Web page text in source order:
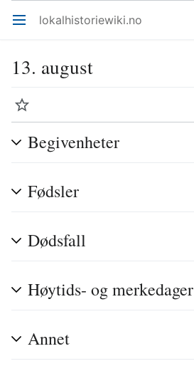
Åpne hovedmenyen lokalhistoriewiki.no
13. august
Overvåk
Begivenheter
Fødsler
Dødsfall
Høytids- og merkedager
Annet